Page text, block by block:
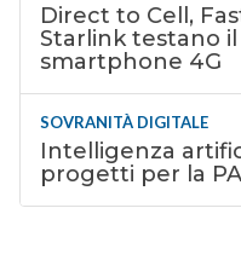
Direct to Cell,
Starlink testano
smartphone 4G
SOVRANITÀ DIGITALE
Intelligenza
progetti per la